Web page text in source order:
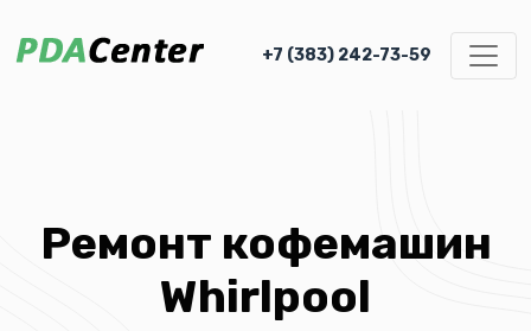
+7 (383) 242-73-59
Ремонт кофемашин
Whirlpool